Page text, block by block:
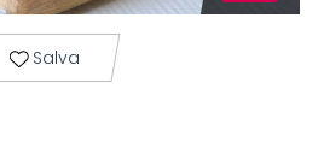
Salva